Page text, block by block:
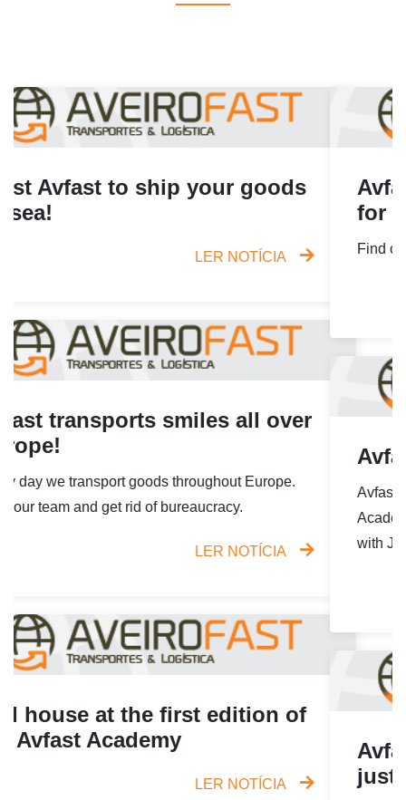
Avfast is your strategic partner
for E-commerce
Find out more about our E-commerce services
Avfast Academy: Customs
Avfast is pleased to invite you to the first edition of its
Academy, on May 14th, at AIDA CCI in collaboration
Avfast: Customized Logistics,